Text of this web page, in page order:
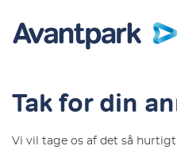
Tak for din
Vi vil tage os af det så